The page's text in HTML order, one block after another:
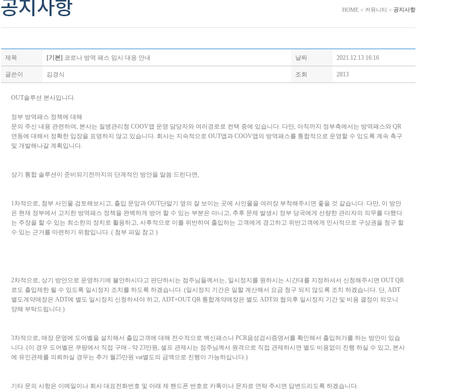
HOME < 커뮤니티 < 공지사항
제목 [기본] 코로나 방역 패스 임시 대응 안내 날짜 2021.12.13 16:16
글쓴이 김경식 조회 2813
OUT솔루션 본사입니다.
정부 방역패스 정책에 대해
문의 주신 내용 관련하여, 본사는 질병관리청 COOV앱 운영 담당자와 여러경로로 컨택 중에 있습니다. 다만, 아직까지 정부측에서는 방역패스와 QR
연동에 대해서 정확한 입장을 표명하지 않고 있습니다. 회사는 지속적으로 OUT앱과 COOV앱의 방역패스를 통합적으로 운영할 수 있도록 계속 촉구
및 개발해나갈 계획입니다.
상기 통합 솔루션이 준비되기전까지의 단계적인 방안을 말씀 드린다면,
1차적으로, 첨부 사인물 검토해보시고, 출입 문앞과 OUT단말기 옆의 잘 보이는 곳에 사인물을 여러장 부착해주시면 좋을 것 같습니다. 다만, 이 방안
은 현재 정부에서 고지한 방역패스 정책을 완벽하게 방어 할 수 있는 부분은 아니고, 추후 문제 발생시 정부 당국에게 선량한 관리자의 의무를 다했다
는 주장을 할 수 있는 최소한의 장치로 활용하고, 사후적으로 이를 위반하여 출입하는 고객에게 경고하고 위반고객에게 민사적으로 구상권을 청구 할
수 있는 근거를 마련하기 위함입니다. ( 첨부 파일 참고 )
2차적으로, 상기 방안으로 운영하기에 불안하시다고 판단하시는 점주님들께서는, 일시정지를 원하시는 시간대를 지정하셔서 신청해주시면 OUT QR
로도 출입제한 될 수 있도록 일시정지 조치를 하도록 하겠습니다. (일시정지 기간은 일할 계산해서 요금 청구 되지 않도록 조치 하겠습니다. 단, ADT
별도계약매장은 ADT에 별도 일시정지 신청하셔야 하고, ADT+OUT QR 통합계약매장은 별도 ADT와 협의후 일시정지 기간 및 비용 결정이 되오니
양해 부탁드립니다.)
3차적으로, 매장 문옆에 도어벨을 설치해서 출입고객에 대해 전수적으로 백신패스나 PCR음성검사증명서를 확인해서 출입허가를 하는 방안이 있습
니다. (이 경우 도어벨은 쿠팡에서 직접 구매 - 약 23만원, 셀프 관제시는 점주님께서 원격으로 직접 관제하시면 별도 비용없이 진행 하실 수 있고, 본사
에 유인관제를 의뢰하실 경우는 추가 월25만원 vat별도의 금액으로 진행이 가능하십니다.)
기타 문의 사항은 이메일이나 회사 대표전화번호 및 아래 제 핸드폰 번호로 카톡이나 문자로 연락 주시면 답변드리도록 하겠습니다.